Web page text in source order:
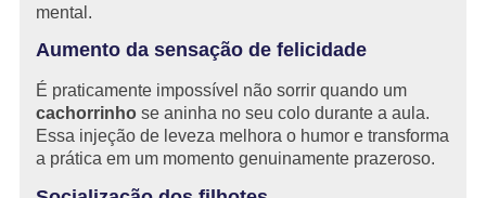
mental.
Aumento da sensação de felicidade
É praticamente impossível não sorrir quando um
cachorrinhose aninha no seu colo durante a aula.
Essa injeção de leveza melhora o humor e transforma
a prática em um momento genuinamente prazeroso.